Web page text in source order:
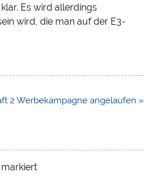
Es wird allerdings
wird, die man auf der E3-
2 Werbekampagne angelaufen »
markiert